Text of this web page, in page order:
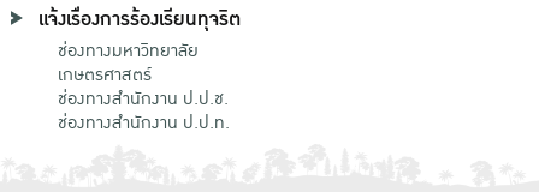
แจ้งเรื่องการร้องเรียนทุจริต
ช่องทางมหาวิทยาลัย
เกษตรศาสตร์
ช่องทางสำนักงาน ป.ป.ช.
ช่องทางสำนักงาน ป.ป.ท.